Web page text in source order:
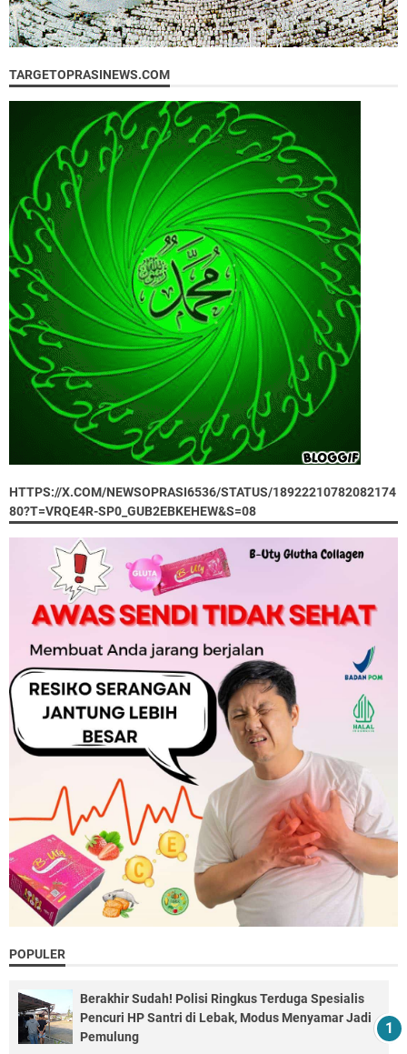
TARGETOPRASINEWS.COM
HTTPS://X.COM/NEWSOPRASI6536/STATUS/18922210782082174
80?T=VRQE4R-SP0_GUB2EBKEHEW&S=08
POPULER
Berakhir Sudah! Polisi Ringkus Terduga Spesialis
Pencuri HP Santri di Lebak, Modus Menyamar Jadi
Pemulung